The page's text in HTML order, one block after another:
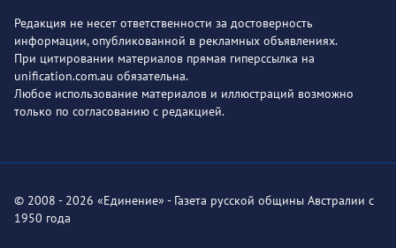
Редакция не несет ответственности за достоверность
информации, опубликованной в рекламных объявлениях.
При цитировании материалов прямая гиперссылка на
unification.com.au обязательна.
Любое использование материалов и иллюстраций возможно
только по согласованию с редакцией.
© 2008 - 2026 «Единение» - Газета русской общины Австралии с
1950 года